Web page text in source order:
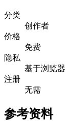
分类
创作者
价格
免费
隐私
基于浏览器
注册
无需
参考资料